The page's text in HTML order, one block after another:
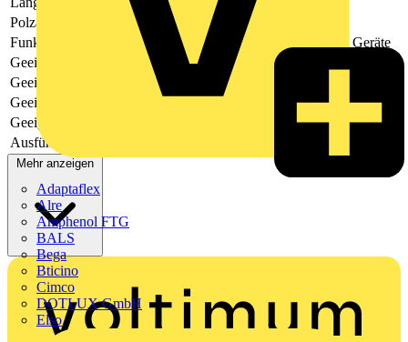
Adaptaflex
Alre
Amphenol FTG
BALS
Bega
Bticino
Cimco
DOTLUX GmbH
Elso
Polzahl
Funktion
SPS-sonstige Geräte
Geeignet für analoge Signale
-
Geeignet für digitale Signale
Geeignet für Ausgangskarte SPS
Nein
Geeignet für Eingangskarte SPS
Nein
Ausführung elektrischer Anschluss, feldseitig
Mehr anzeigen